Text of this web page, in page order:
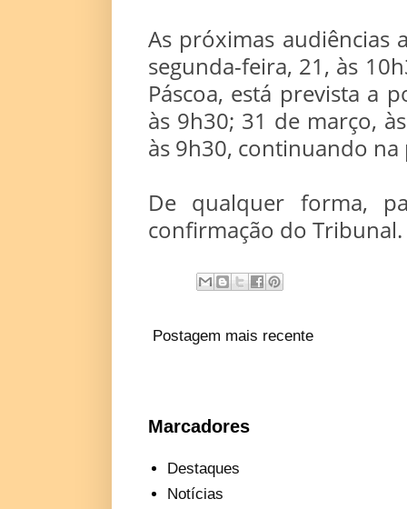
As próximas audiências
segunda-feira, 21, às
Páscoa, está prevista a
às 9h30; 31 de março,
às 9h30, continuando
De qualquer forma,
confirmação do Tribunal.
Postagem mais recente
Marcadores
Destaques
Notícias